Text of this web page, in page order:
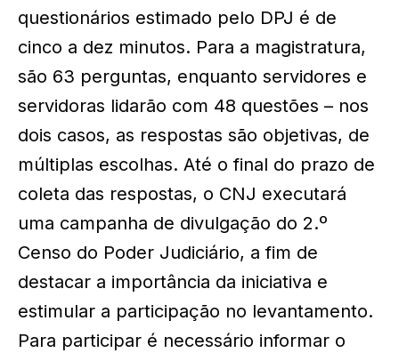
questionários estimado pelo DPJ é de
cinco a dez minutos. Para a magistratura,
são 63 perguntas, enquanto servidores e
servidoras lidarão com 48 questões – nos
dois casos, as respostas são objetivas, de
múltiplas escolhas. Até o final do prazo de
coleta das respostas, o CNJ executará
uma campanha de divulgação do 2.º
Censo do Poder Judiciário, a fim de
destacar a importância da iniciativa e
estimular a participação no levantamento.
Para participar é necessário informar o